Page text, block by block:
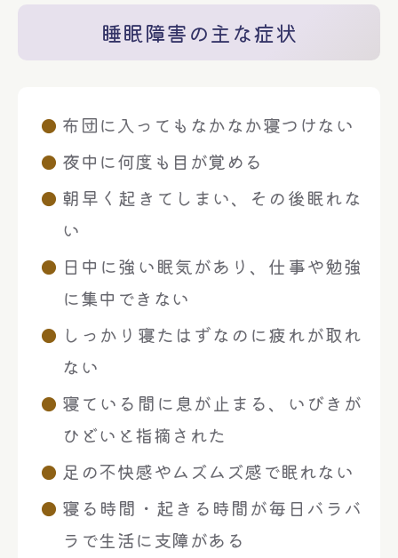
睡眠障害の主な症状
布団に入ってもなかなか寝つけない
夜中に何度も目が覚める
朝早く起きてしまい、その後眠れな
い
日中に強い眠気があり、仕事や勉強
に集中できない
しっかり寝たはずなのに疲れが取れ
ない
寝ている間に息が止まる、いびきが
ひどいと指摘された
足の不快感やムズムズ感で眠れない
寝る時間・起きる時間が毎日バラバ
ラで生活に支障がある